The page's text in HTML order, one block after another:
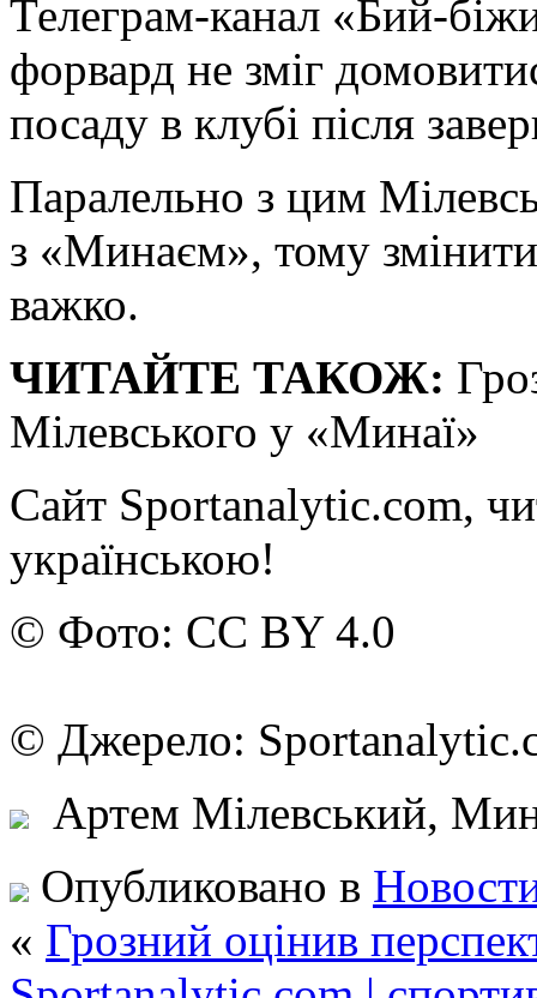
Телеграм-канал «Бий-
форвард не зміг
посаду в клубі після
Паралельно з цим
з «Минаєм», тому
важко.
ЧИТАЙТЕ ТАКОЖ:
Мілевського у «Минаї»
Сайт Sportanalytic.com,
українською!
© Фото: CC BY 4.0
© Джерело:
Артем Мілевський,
Опубликовано в
« Грозний оцінив